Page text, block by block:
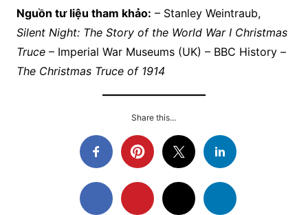
Nguồn tư liệu tham khảo: – Stanley Weintraub,
Silent Night: The Story of the World War I Christmas
Truce– Imperial War Museums (UK) – BBC History –
The Christmas Truce of 1914
Share this...